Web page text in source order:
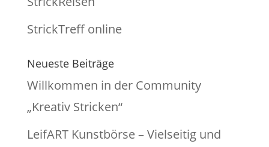
StrickTreff online
Neueste Beiträge
Willkommen in der Community
„Kreativ Stricken“
LeifART Kunstbörse – Vielseitig und